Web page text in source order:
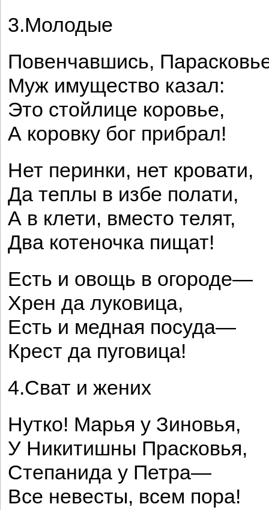
3.Молодые
Повенчавшись,
Муж имущество казал:
Это стойлице коровье,
А коровку бог прибрал!
Нет перинки, нет кровати,
Да теплы в избе полати,
А в клети, вместо телят,
Два котеночка пищат!
Есть и овощь в огороде—
Хрен да луковица,
Есть и медная посуда—
Крест да пуговица!
4.Сват и жених
Нутко! Марья у Зиновья,
У Никитишны Прасковья,
Степанида у Петра—
Все невесты, всем пора!